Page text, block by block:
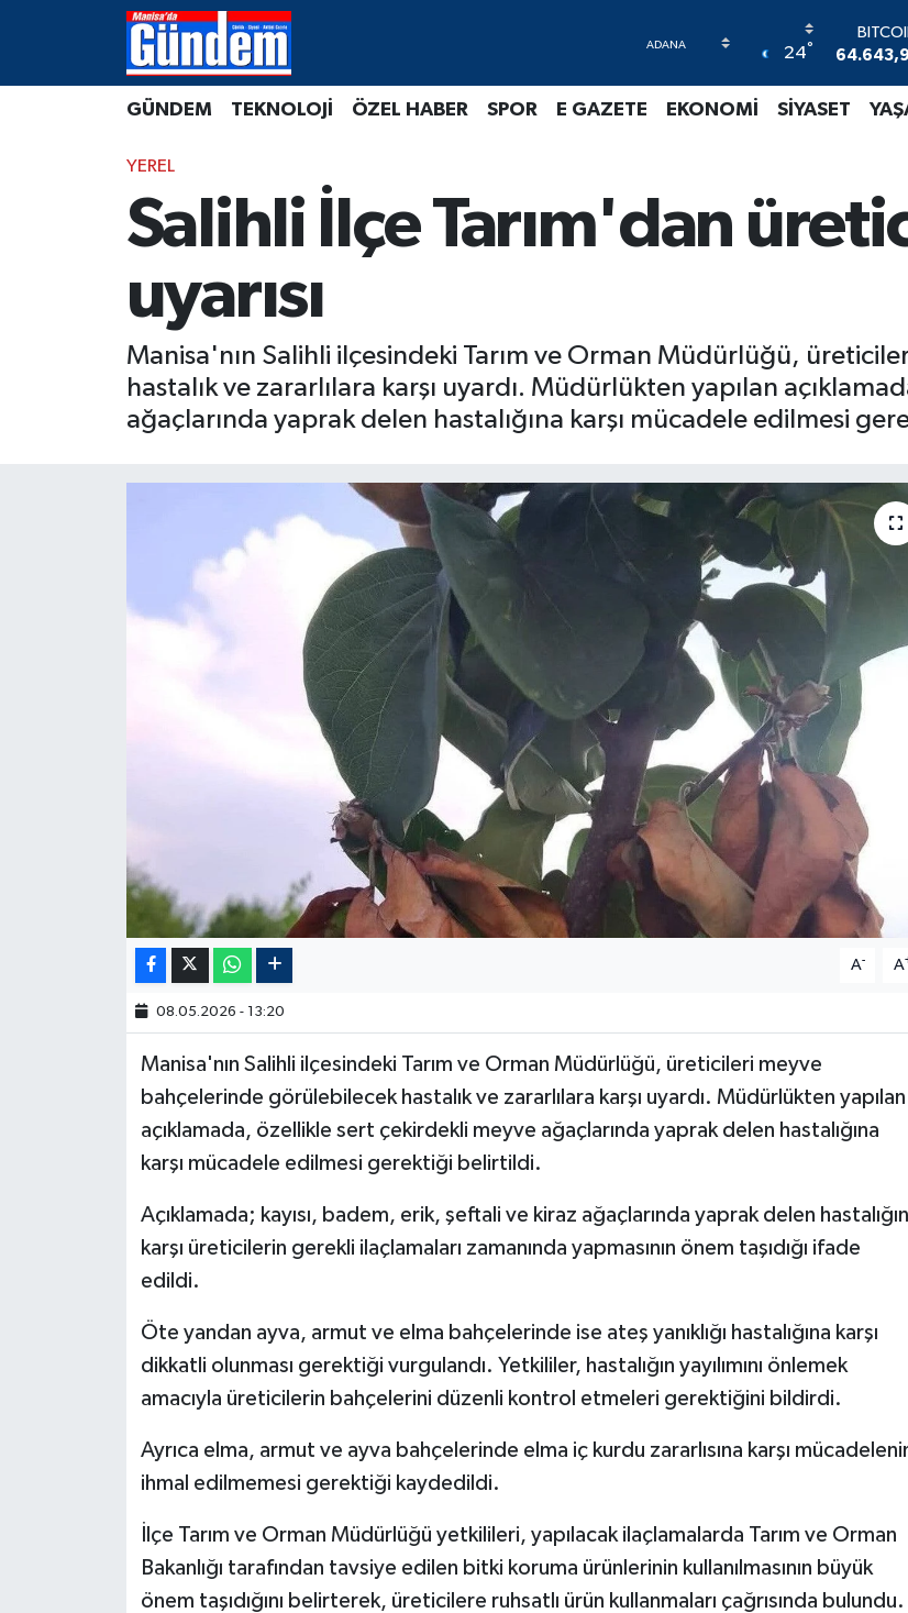
24°
GRAM
6500.87
GÜNDEM TEKNOLOJİ ÖZEL HABER SPOR E GAZETE EKONOMİ SİYASET
YEREL
Salihli İlçe Tarım'dan
uyarısı
Manisa'nın Salihli ilçesindeki Tarım ve Orman Müdürlüğü,
hastalık ve zararlılara karşı uyardı. Müdürlükten yapılan
ağaçlarında yaprak delen hastalığına karşı mücadele edilmesi
A- A
08.05.2026 - 13:20
Manisa'nın Salihli ilçesindeki Tarım ve Orman Müdürlüğü, üreticileri meyve
bahçelerinde görülebilecek hastalık ve zararlılara karşı uyardı. Müdürlükten yapılan
açıklamada, özellikle sert çekirdekli meyve ağaçlarında yaprak delen hastalığına
karşı mücadele edilmesi gerektiği belirtildi.
Açıklamada; kayısı, badem, erik, şeftali ve kiraz ağaçlarında yaprak delen
karşı üreticilerin gerekli ilaçlamaları zamanında yapmasının önem taşıdığı ifade
edildi.
Öte yandan ayva, armut ve elma bahçelerinde ise ateş yanıklığı hastalığına karşı
dikkatli olunması gerektiği vurgulandı. Yetkililer, hastalığın yayılımını önlemek
amacıyla üreticilerin bahçelerini düzenli kontrol etmeleri gerektiğini bildirdi.
Ayrıca elma, armut ve ayva bahçelerinde elma iç kurdu zararlısına karşı
ihmal edilmemesi gerektiği kaydedildi.
İlçe Tarım ve Orman Müdürlüğü yetkilileri, yapılacak ilaçlamalarda Tarım ve Orman
Bakanlığı tarafından tavsiye edilen bitki koruma ürünlerinin kullanılmasının büyük
önem taşıdığını belirterek, üreticilere ruhsatlı ürün kullanmaları çağrısında bulundu.
Manisa Hava Durumu
Süper Lig Puan Durumu ve Fikstür
Tüm Manşetler
Son Dakika Haberleri
Haber Arşivi